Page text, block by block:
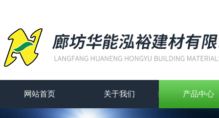
网站首页 关于我们 产品中心